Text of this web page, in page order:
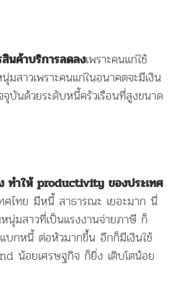
นค้าบริการลดลงเพราะคนแก่ใช้
มสาวเพราะคนแก่ในอนาคตจะมีเงิน
บันด้วยระดับหนี้ครัวเรือนที่สูงขนาด
ทำให้ productivity ของประเทศ
ศไทย มีหนี้ สาธารณะ เยอะมาก นี่
นุ่มสาวที่เป็นแรงงานจ่ายภาษี ก็
กหนี้ ต่อหัวมากขึ้น อีกก็มีเงินใช้
น้อยเศรษฐกิจ ก็ยิ่ง เติบโตน้อย